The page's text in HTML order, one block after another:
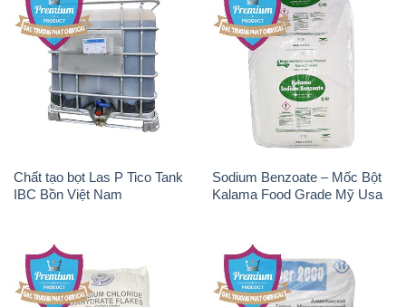
Chất tạo bọt Las P Tico Tank
IBC Bồn Việt Nam
Sodium Benzoate – Mốc Bột
Kalama Food Grade Mỹ Usa